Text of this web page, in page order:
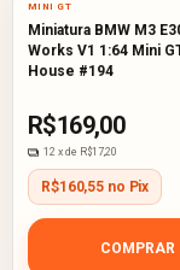
MINI GT
Miniatura BMW M3
Works V1 1:64 Mini
House #194
R$169,00
12 x de R$17,20
R$160,55 no Pix
COMPRAR